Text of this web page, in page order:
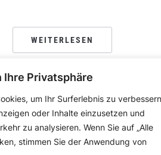
Ihre Privatsphäre
um Ihr Surferlebnis zu
oder Inhalte einzusetzen und
zu analysieren. Wenn Sie auf „Alle
stimmen Sie der Anwendung von
WEITERLESEN